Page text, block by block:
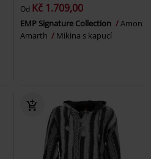
Od Kč 1.709,00
EMP Signature Collection
Amon
Amarth
Mikina s kapucí